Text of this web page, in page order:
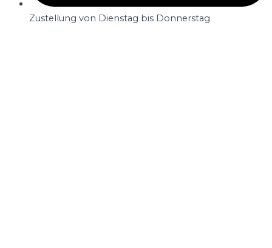
Zustellung von Dienstag bis Donnerstag